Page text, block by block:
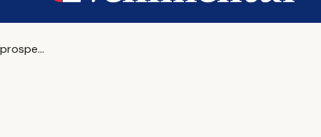
„Mai există prosperitate fără educație financiară? Economia, influențată masiv de binomul educație-incluziune financiară”